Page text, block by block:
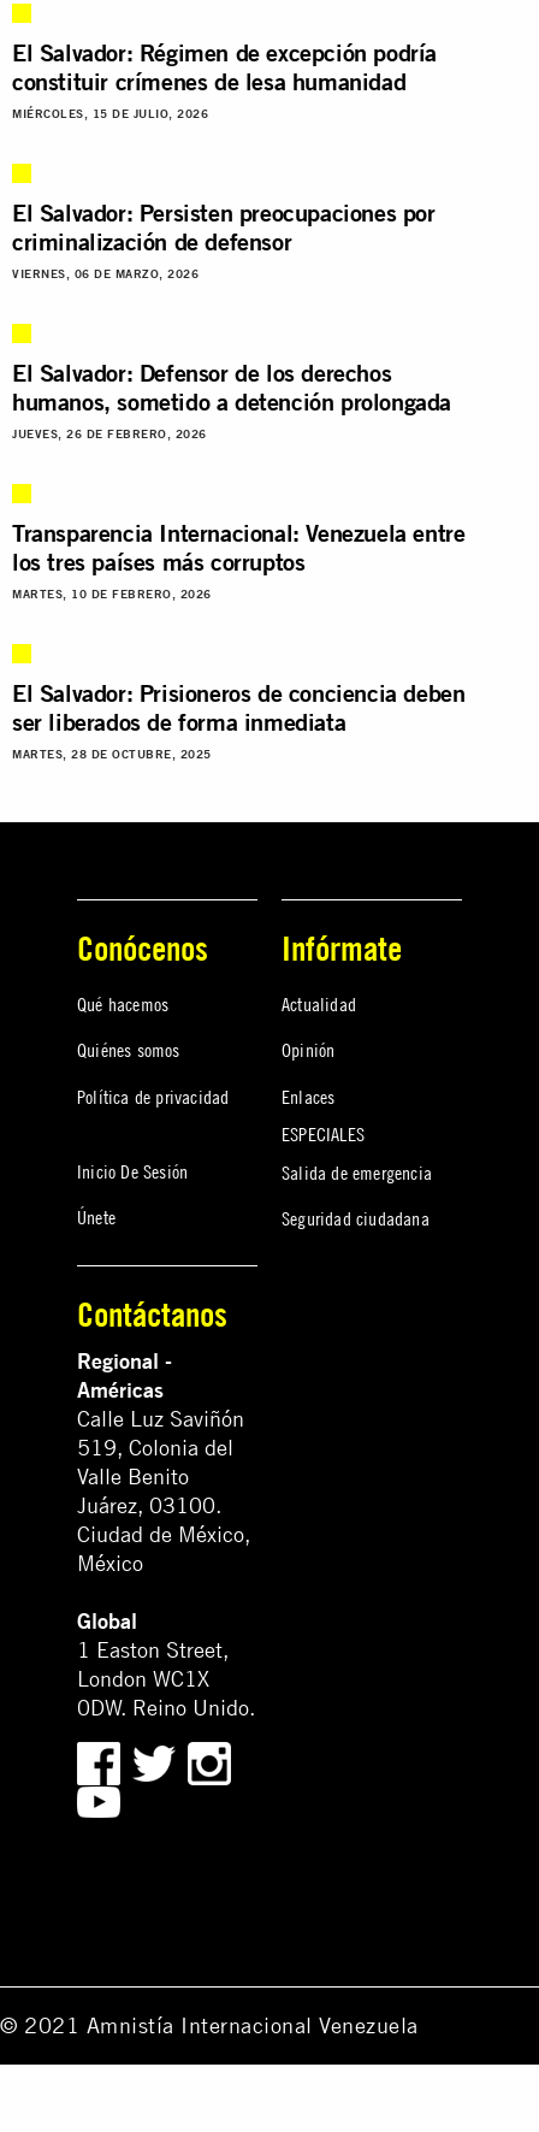
El Salvador: Régimen de excepción podría
constituir crímenes de lesa humanidad
MIÉRCOLES, 15 DE JULIO, 2026
El Salvador: Persisten preocupaciones por
criminalización de defensor
VIERNES, 06 DE MARZO, 2026
El Salvador: Defensor de los derechos
humanos, sometido a detención prolongada
JUEVES, 26 DE FEBRERO, 2026
Transparencia Internacional: Venezuela entre
los tres países más corruptos
MARTES, 10 DE FEBRERO, 2026
El Salvador: Prisioneros de conciencia deben
ser liberados de forma inmediata
MARTES, 28 DE OCTUBRE, 2025
Conócenos
Qué hacemos
Quiénes somos
Política de privacidad
Inicio De Sesión
Únete
Infórmate
Actualidad
Opinión
Enlaces
ESPECIALES
Salida de emergencia
Seguridad ciudadana
Contáctanos
Regional -
Américas
Calle Luz Saviñón
519, Colonia del
Valle Benito
Juárez, 03100.
Ciudad de México,
México
Global
1 Easton Street,
London WC1X
0DW. Reino Unido.
© 2021 Amnistía Internacional Venezuela